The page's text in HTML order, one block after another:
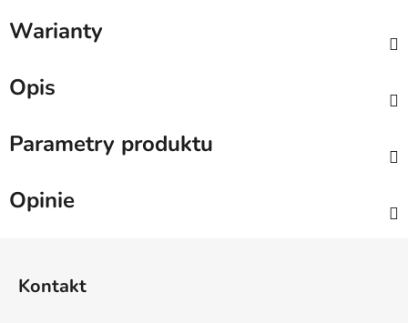
Warianty
Opis
Parametry produktu
Opinie
Kontakt